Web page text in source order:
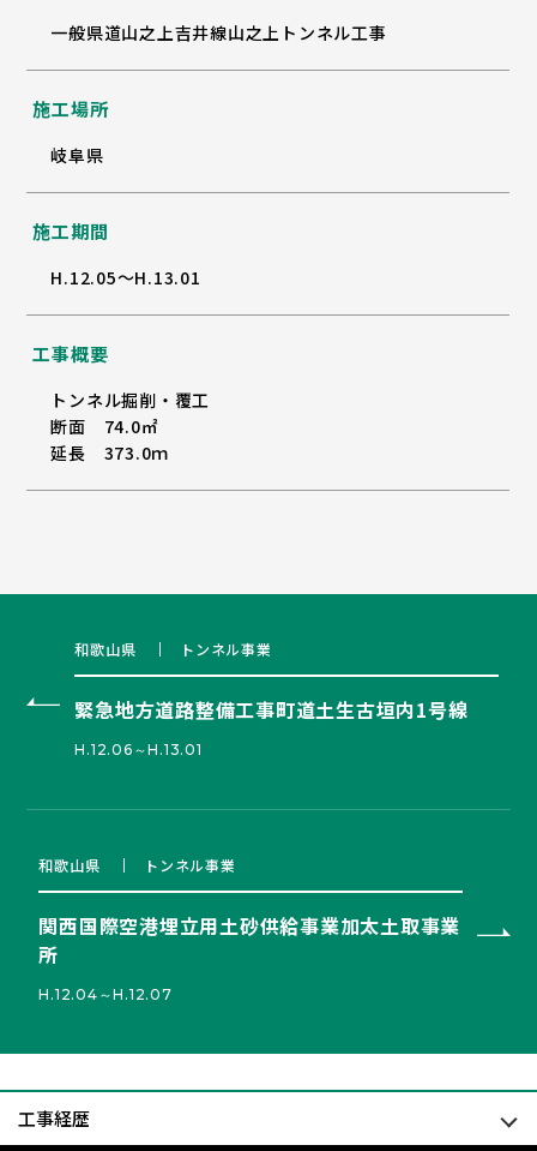
一般県道山之上吉井線山之上トンネル工事
施工場所
岐阜県
施工期間
H.12.05～H.13.01
工事概要
トンネル掘削・覆工
断面 74.0㎡
延長 373.0ｍ
和歌山県 トンネル事業
緊急地方道路整備工事町道土生古垣内1号線
H.12.06～H.13.01
和歌山県 トンネル事業
関西国際空港埋立用土砂供給事業加太土取事業
所
H.12.04～H.12.07